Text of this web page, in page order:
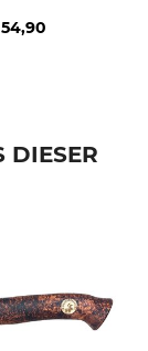
54,90
DIESER